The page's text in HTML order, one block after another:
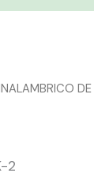
DE
2